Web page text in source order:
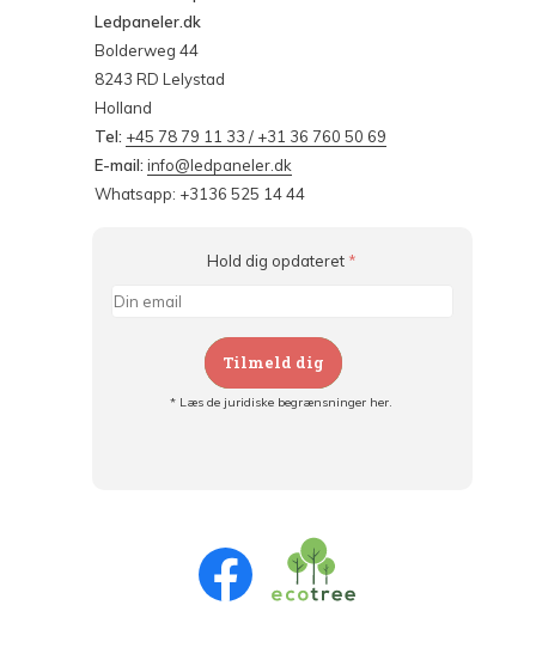
Ledpaneler.dk
Bolderweg 44
8243 RD Lelystad
Holland
Tel: +45 78 79 11 33 / +31 36 760 50 69
E-mail: info@ledpaneler.dk
Whatsapp: +3136 525 14 44
Hold dig opdateret *
Tilmeld dig
* Læs de juridiske begrænsninger her.